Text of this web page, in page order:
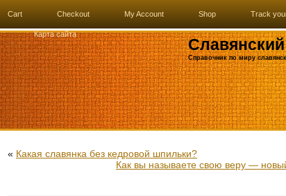
Cart Checkout My Account Shop Track
Карта сайта
Справочник по миру
« Какая славянка без кедровой шпильки?
Как вы называете свою веру —